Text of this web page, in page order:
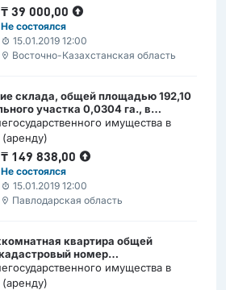
₸39 000,00
Не состоялся
15.01.2019 12:00
Восточно-Казахстанская область
склада, общей площадью 192,10
участка 0,0304 га., в
д. 348 Кадастровый номер:
имущества в
₸ 149 838,00
Не состоялся
15.01.2019 12:00
Павлодарская область
квартира общей
номер
расположенная в г.Алматы,
д.100/108, кв.16
имущества в